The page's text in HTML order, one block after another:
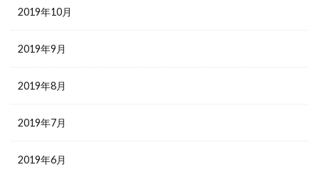
2019年10月
2019年9月
2019年8月
2019年7月
2019年6月